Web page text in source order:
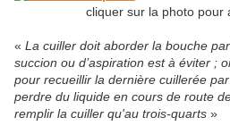
cliquer sur la photo pour
« La cuiller doit aborder la bouche
succion ou d’aspiration est à éviter ;
pour recueillir la dernière cuillerée
perdre du liquide en cours de route
remplir la cuiller qu'au trois-quarts »